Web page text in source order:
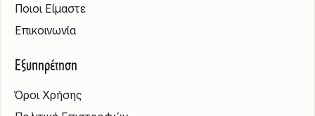
Ποιοι Είμαστε
Επικοινωνία
Εξυπηρέτηση
Όροι Χρήσης